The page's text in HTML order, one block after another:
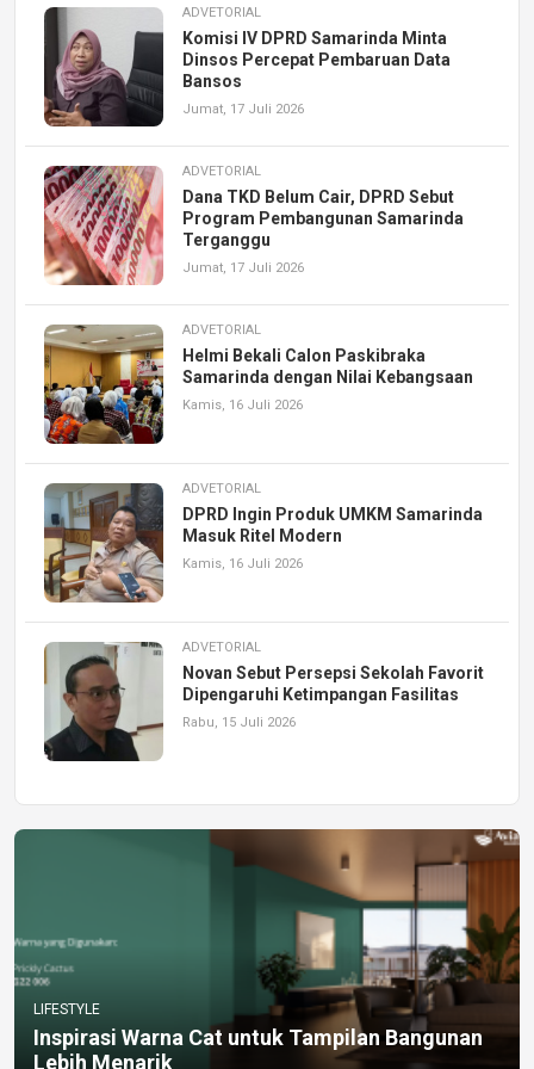
ADVETORIAL
Komisi IV DPRD Samarinda Minta
Dinsos Percepat Pembaruan Data
Bansos
Jumat, 17 Juli 2026
ADVETORIAL
Dana TKD Belum Cair, DPRD Sebut
Program Pembangunan Samarinda
Terganggu
Jumat, 17 Juli 2026
ADVETORIAL
Helmi Bekali Calon Paskibraka
Samarinda dengan Nilai Kebangsaan
Kamis, 16 Juli 2026
ADVETORIAL
DPRD Ingin Produk UMKM Samarinda
Masuk Ritel Modern
Kamis, 16 Juli 2026
ADVETORIAL
Novan Sebut Persepsi Sekolah Favorit
Dipengaruhi Ketimpangan Fasilitas
Rabu, 15 Juli 2026
LIFESTYLE
Inspirasi Warna Cat untuk Tampilan Bangunan
Lebih Menarik